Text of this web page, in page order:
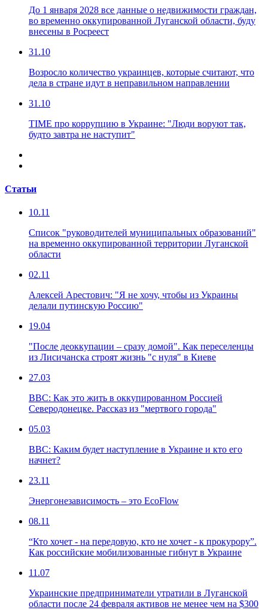
До 1 января 2028 все данные о недвижимости граждан,
во временно оккупированной Луганской области, буду
внесены в Росреест
31.10
Возросло количество украинцев, которые считают, что
дела в стране идут в неправильном направлении
31.10
TIME про коррупцию в Украине: "Люди воруют так,
будто завтра не наступит"
Статьи
10.11
Список "руководителей муниципальных образований"
на временно оккупированной территории Луганской
области
02.11
Алексей Арестович: "Я не хочу, чтобы из Украины
делали путинскую Россию"
19.04
"После деоккупации – сразу домой". Как переселенцы
из Лисичанска строят жизнь "с нуля" в Киеве
27.03
ВВС: Как это жить в оккупированном Россией
Северодонецке. Рассказ из "мертвого города"
05.03
ВВС: Каким будет наступление в Украине и кто его
начнет?
23.11
Энергонезависимость – это EcoFlow
08.11
“Кто хочет - на передовую, кто не хочет - к прокурору”.
Как российские мобилизованные гибнут в Украине
11.07
Украинские предприниматели утратили в Луганской
области после 24 февраля активов не менее чем на $300